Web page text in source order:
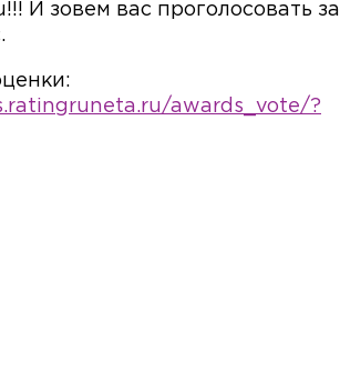
И зовем вас проголосовать за
awards_vote/?